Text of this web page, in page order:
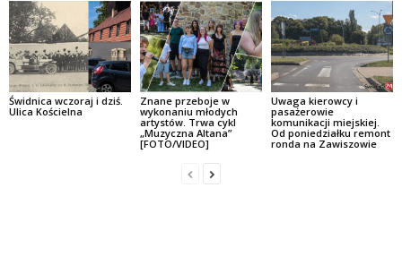
Świdnica wczoraj i dziś.
Ulica Kościelna
Znane przeboje w
wykonaniu młodych
artystów. Trwa cykl
„Muzyczna Altana”
[FOTO/VIDEO]
Uwaga kierowcy i
pasażerowie
komunikacji miejskiej.
Od poniedziałku remont
ronda na Zawiszowie